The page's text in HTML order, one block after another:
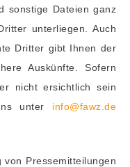
sonstige Dateien ganz
unterliegen. Auch
Dritter gibt Ihnen der
Auskünfte. Sofern
nicht ersichtlich sein
unter info@fawz.de
von Pressemitteilungen